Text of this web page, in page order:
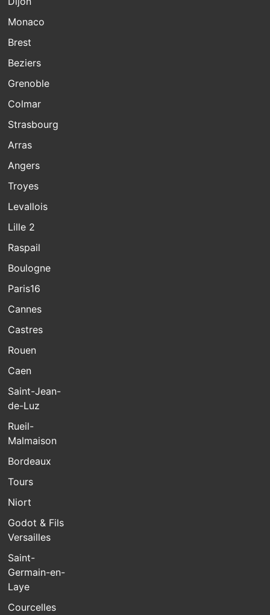
Monaco
Brest
Beziers
Grenoble
Colmar
Strasbourg
Arras
Angers
Troyes
Levallois
Lille 2
Raspail
Boulogne
Paris16
Cannes
Castres
Rouen
Caen
Saint-Jean-
de-Luz
Rueil-
Malmaison
Bordeaux
Tours
Niort
Godot & Fils
Versailles
Saint-
Germain-en-
Laye
Courcelles